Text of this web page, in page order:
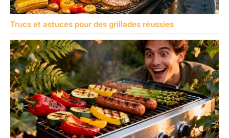
Trucs et astuces pour des grillades réussies